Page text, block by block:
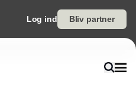
Log ind Bliv partner